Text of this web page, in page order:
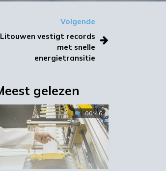
Volgende
Litouwen vestigt records
met snelle
energietransitie
gelezen
00:46